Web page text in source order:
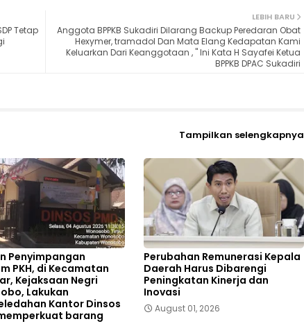
LEBIH BARU
Anggota BPPKB Sukadiri Dilarang Backup Peredaran Obat
Hexymer, tramadol Dan Mata Elang Kedapatan Kami
Keluarkan Dari Keanggotaan , " Ini Kata H Sayafei Ketua
BPPKB DPAC Sukadiri
Tetap
Tampilkan selengkapnya
Penyimpangan
PKH, di Kecamatan
Kejaksaan Negri
Lakukan
Kantor Dinsos
barang
Perubahan Remunerasi Kepala
Daerah Harus Dibarengi
Peningkatan Kinerja dan
Inovasi
August 01, 2026